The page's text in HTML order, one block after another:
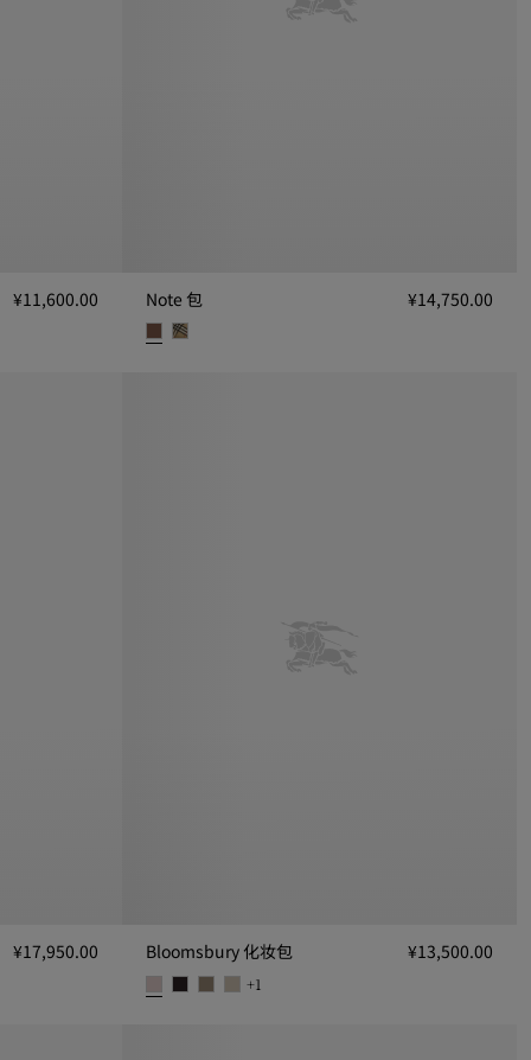
¥11,600.00 Note 包 ¥14,750.00
¥17,950.00 Bloomsbury 化妆包 ¥13,500.00
+1